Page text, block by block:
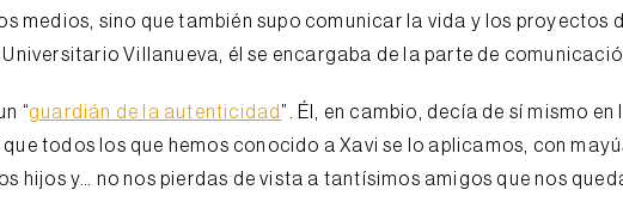
medios, sino que también supo comunicar la vida y los proyectos
Universitario Villanueva, él se encargaba de la parte de
“guardián de la autenticidad ”. Él, en cambio, decía de sí mismo
todos los que hemos conocido a Xavi se lo aplicamos, con
hijos y… no nos pierdas de vista a tantísimos amigos que nos